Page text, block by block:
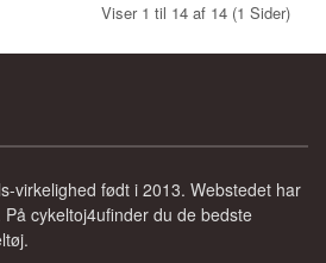
Viser 1 til 14 af 14 (1 Sider)
virkelighed født i 2013. Webstedet har
cykeltoj4ufinder du de bedste